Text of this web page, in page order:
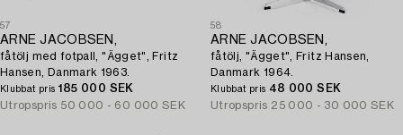
57
ARNE JACOBSEN,
fåtölj med fotpall, "Ägget", Fritz
Hansen, Danmark 1963.
Klubbat pris 185 000 SEK
Utropspris 50 000 - 60 000 SEK
58
ARNE JACOBSEN,
fåtölj, "Ägget", Fritz Hansen,
Danmark 1964.
Klubbat pris 48 000 SEK
Utropspris 25 000 - 30 000 SEK